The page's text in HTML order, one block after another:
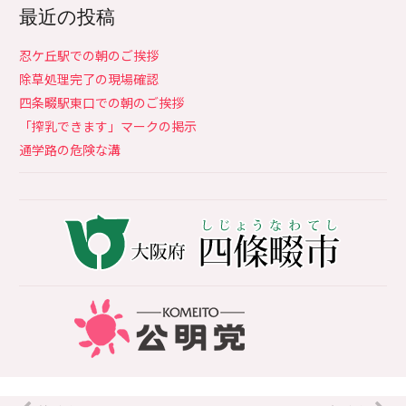
最近の投稿
忍ケ丘駅での朝のご挨拶
除草処理完了の現場確認
四条畷駅東口での朝のご挨拶
「搾乳できます」マークの掲示
通学路の危険な溝